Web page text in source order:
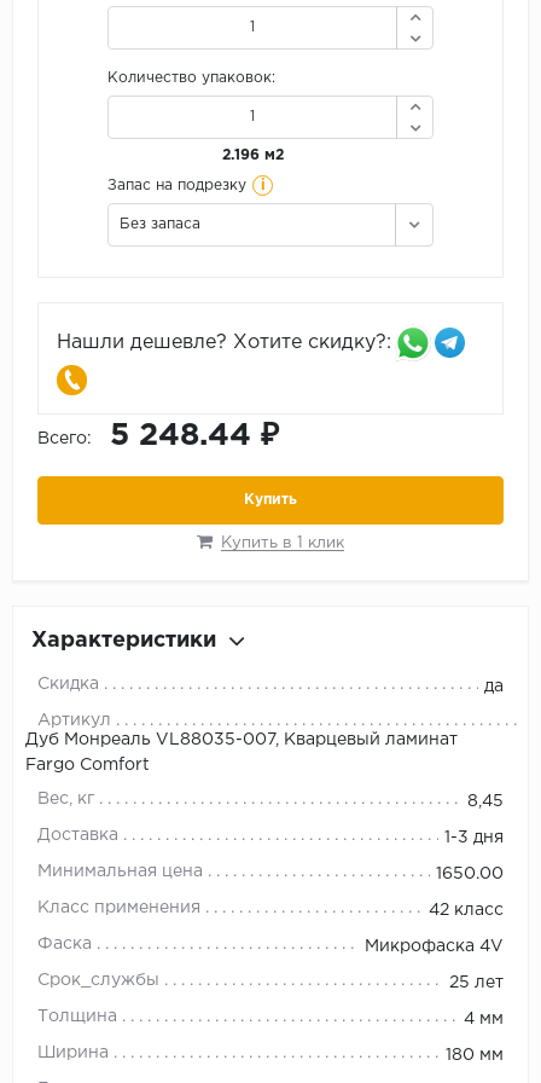
Количество упаковок:
2.196 м2
Запас на подрезку i
Без запаса
Нашли дешевле? Хотите скидку?:
Всего: 5 248.44 ₽
Купить
Купить в 1 клик
Характеристики
Скидка да
Артикул
Дуб Монреаль VL88035-007, Кварцевый ламинат
Fargo Comfort
Вес, кг 8,45
Доставка 1-3 дня
Минимальная цена 1650.00
Класс применения 42 класс
Фаска Микрофаска 4V
Срок_службы 25 лет
Толщина 4 мм
Ширина 180 мм